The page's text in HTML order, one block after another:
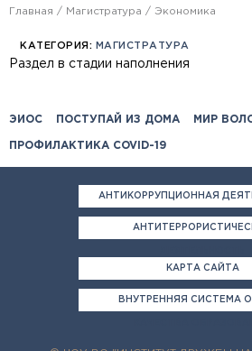
Главная Магистратура Экономика
КАТЕГОРИЯ: МАГИСТРАТУРА
Раздел в стадии наполнения
ЭИОС ПОСТУПАЙ ИЗ ДОМА МИР
ПРОФИЛАКТИКА COVID-19
АНТИКОРРУПЦИОННАЯ
КАРТА САЙТА
ВНУТРЕННЯЯ СИСТЕМА